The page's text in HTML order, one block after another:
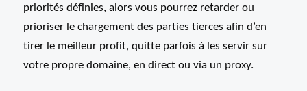
priorités définies, alors vous pourrez retarder ou
prioriser le chargement des parties tierces afin d’en
tirer le meilleur profit, quitte parfois à les servir sur
votre propre domaine, en direct ou via un proxy.